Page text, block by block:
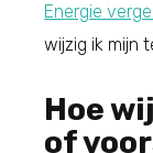
Energie
wijzig ik mijn
Hoe
of